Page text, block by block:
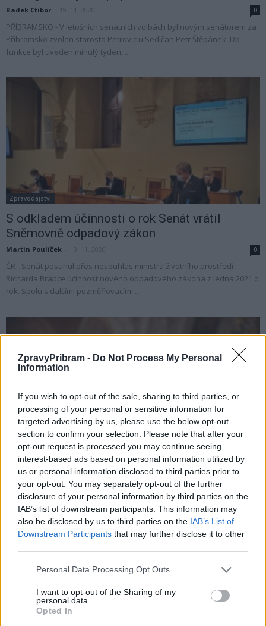
ZpravyPribram - Do Not Process My Personal
Information
If you wish to opt-out of the sale, sharing to third parties, or
processing of your personal or sensitive information for
targeted advertising by us, please use the below opt-out
section to confirm your selection. Please note that after your
opt-out request is processed you may continue seeing
interest-based ads based on personal information utilized by
us or personal information disclosed to third parties prior to
your opt-out. You may separately opt-out of the further
disclosure of your personal information by third parties on the
IAB’s list of downstream participants. This information may
also be disclosed by us to third parties on the IAB’s List of
Downstream Participants that may further disclose it to other
Personal Data Processing Opt Outs
I want to opt-out of the Sharing of my
personal data.
Opted In
Radek Ctibor 0
PŘÍBRAMSKO - V letošních senátních volbách byl novým senátorem za
Příbramsko zvolen starosta Petrovic u Sedlčan Petr Štěpánek. Do
funkce byl uveden minulý týden,...
Zpravodajství
S odkladem účinnosti o rok Senát vrátil
Sněmovně odpadový zákon
Martin Poulíček 0
ČR - Senát posunul přes nesouhlas ministra životního prostředí
Richarda Brabce účinnost nového odpadového zákona z ledna 2021 o
rok. Spolu s dalšími pozměňovacími...
Váš názor
Senátor Petr Štěpánek má výhrady k novému
zákonu o odpadech
Martin Poulíček - 5. 11. 2020
Názory v rubrice „Váš názor“ se nemusí shodovat s názory redakce.
PŘÍBRAMSKO/ČR - Nový senátor za Příbramsko Petr Štěpánek má
vážné výhrady k návrhu nového zákona o...